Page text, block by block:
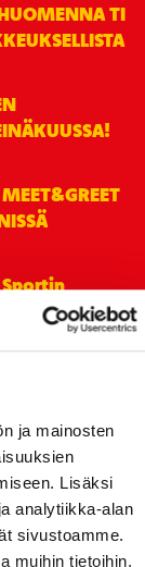
ja mainosten
Lisäksi
analytiikka-alan
sivustoamme.
muihin tietoihin,
TI
– jatkoa
- näe